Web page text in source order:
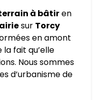
à bâtiren
sur Torcy
en amont
fait qu’elle
Nous sommes
d’urbanisme de